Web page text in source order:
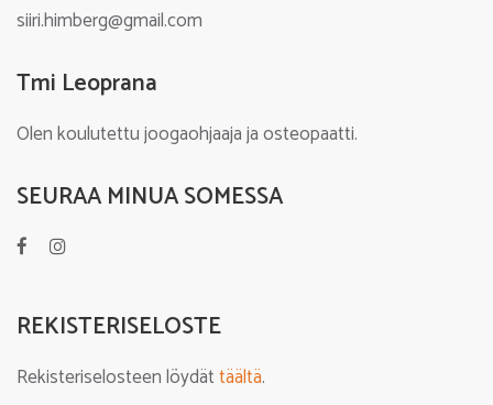
siiri.himberg@gmail.com
Tmi Leoprana
Olen koulutettu joogaohjaaja ja osteopaatti.
SEURAA MINUA SOMESSA
REKISTERISELOSTE
Rekisteriselosteen löydättäältä.